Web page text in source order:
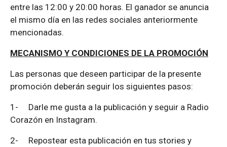
entre las 12:00 y 20:00 horas. El ganador se anuncia
el mismo día en las redes sociales anteriormente
mencionadas.
MECANISMO Y CONDICIONES DE LA PROMOCIÓN
Las personas que deseen participar de la presente
promoción deberán seguir los siguientes pasos:
1- Darle me gusta a la publicación y seguir a Radio
Corazón en Instagram.
2- Repostear esta publicación en tus stories y